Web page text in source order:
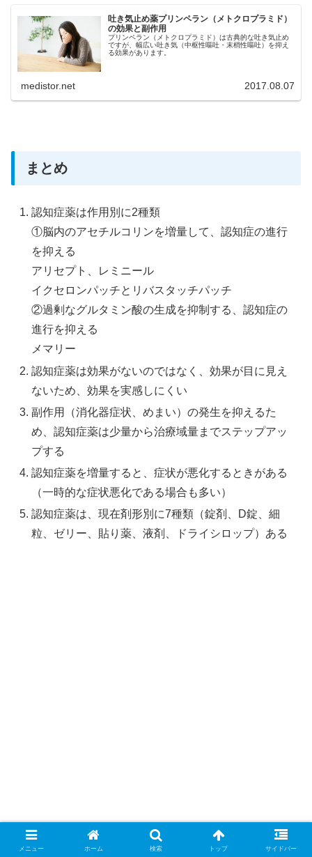
吐き気止め薬プリンペラン（メトクロプラミド）
の効果と副作用
プリンペラン（メトクロプラミド）は古典的な吐き気止め
ですが、幅広い吐き気（中枢性嘔吐・末梢性嘔吐）を抑え
る効果があります。
medistor.net 2017.08.07
まとめ
認知症薬は作用別に2種類
①脳内のアセチルコリンを増量して、認知症の進行
を抑える
アリセプト、レミニール
イクセロンパッチとリバスタッチパッチ
②過剰なグルタミン酸の生成を抑制する、認知症の
進行を抑える
メマリー
認知症薬は効果がないのではなく、効果が目に見え
ないため、効果を実感しにくい
副作用（消化器症状、めまい）の発生を抑えるた
め、認知症薬は少量から治療域量までステップアッ
プする
認知症薬を増量すると、症状が悪化するときがある
（一時的な症状悪化である場合も多い）
認知症薬は、現在剤形別に7種類（錠剤、D錠、細
粒、ゼリー、貼り薬、液剤、ドライシロップ）ある
メニュー ホーム 検索 トップ サイドバー